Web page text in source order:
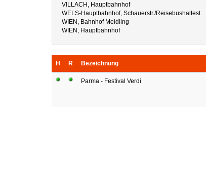
VILLACH, Hauptbahnhof
WELS-Hauptbahnhof, Schauerstr./Reisebushaltest.
WIEN, Bahnhof Meidling
WIEN, Hauptbahnhof
H R Bezeichnung
Parma - Festival Verdi